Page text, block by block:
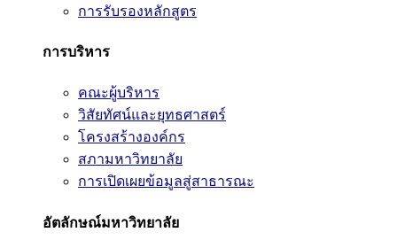
การรับรองหลักสูตร
การบริหาร
คณะผู้บริหาร
วิสัยทัศน์และยุทธศาสตร์
โครงสร้างองค์กร
สภามหาวิทยาลัย
การเปิดเผยข้อมูลสู่สาธารณะ
อัตลักษณ์มหาวิทยาลัย